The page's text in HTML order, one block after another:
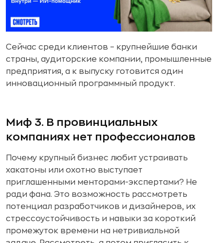
Сейчас среди клиентов – крупнейшие банки
страны, аудиторские компании, промышленные
предприятия, а к выпуску готовится один
инновационный программный продукт.
Миф 3. В провинциальных
компаниях нет профессионалов
Почему крупный бизнес любит устраивать
хакатоны или охотно выступает
приглашенными менторами-экспертами? Не
ради фана. Это возможность рассмотреть
потенциал разработчиков и дизайнеров, их
стрессоустойчивость и навыки за короткий
промежуток времени на нетривиальной